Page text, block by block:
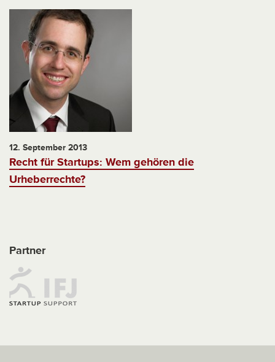
12. September 2013
Recht für Startups: Wem gehören die
Urheberrechte?
Partner